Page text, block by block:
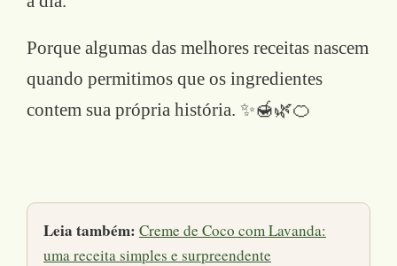
Porque algumas das melhores receitas nascem
quando permitimos que os ingredientes
contem sua própria história. ✨🍯🌿🍊
Leia também: Creme de Coco com Lavanda:
uma receita simples e surpreendente